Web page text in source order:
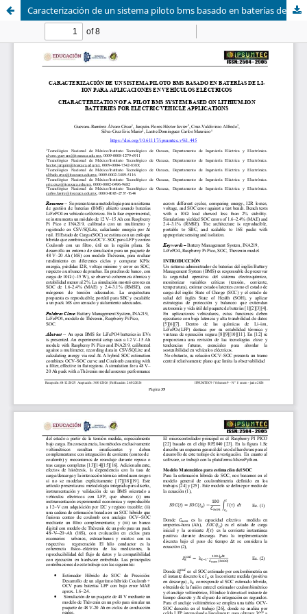
Caracterización de un sistema piloto bms basado en baterías de li-ion para aplicaciones en vehículos eléctricos